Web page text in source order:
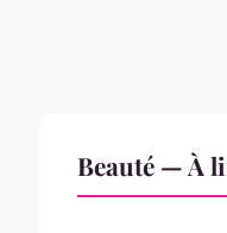
Beauté — À